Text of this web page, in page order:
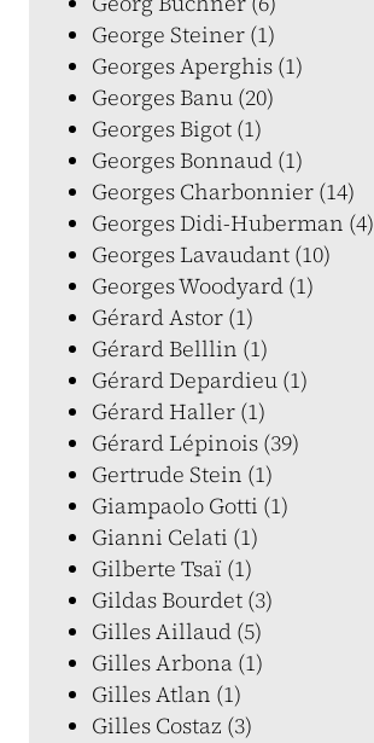
George Steiner (1)
Georges Aperghis (1)
Georges Banu (20)
Georges Bigot (1)
Georges Bonnaud (1)
Georges Charbonnier (14)
Georges Didi-Huberman (4)
Georges Lavaudant (10)
Georges Woodyard (1)
Gérard Astor (1)
Gérard Belllin (1)
Gérard Depardieu (1)
Gérard Haller (1)
Gérard Lépinois (39)
Gertrude Stein (1)
Giampaolo Gotti (1)
Gianni Celati (1)
Gilberte Tsaï (1)
Gildas Bourdet (3)
Gilles Aillaud (5)
Gilles Arbona (1)
Gilles Atlan (1)
Gilles Costaz (3)